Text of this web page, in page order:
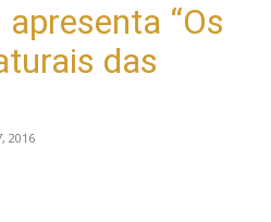
“Os
das
2016